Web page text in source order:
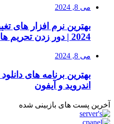
می 8, 2024
بهترین نرم افزار های
2024 | دور زدن تحریم ها
می 8, 2024
اندروید و آیفون
آخرین پست های بازبینی شده